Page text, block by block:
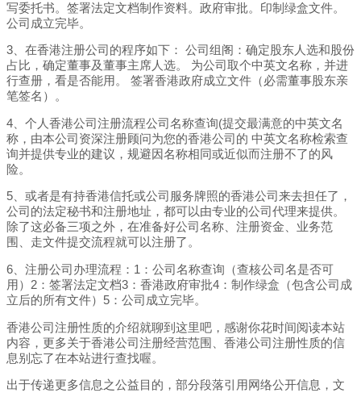
写委托书。签署法定文档制作资料。政府审批。印制绿盒文件。
公司成立完毕。
3、在香港注册公司的程序如下： 公司组阁：确定股东人选和股份
占比，确定董事及董事主席人选。 为公司取个中英文名称，并进
行查册，看是否能用。 签署香港政府成立文件（必需董事股东亲
笔签名）。
4、个人香港公司注册流程公司名称查询(提交最满意的中英文名
称，由本公司资深注册顾问为您的香港公司的 中英文名称检索查
询并提供专业的建议，规避因名称相同或近似而注册不了的风
险。
5、或者是有持香港信托或公司服务牌照的香港公司来去担任了，
公司的法定秘书和注册地址，都可以由专业的公司代理来提供。
除了这必备三项之外，在准备好公司名称、注册资金、业务范
围、走文件提交流程就可以注册了。
6、注册公司办理流程：1：公司名称查询（查核公司名是否可
用）2：签署法定文档3：香港政府审批4：制作绿盒（包含公司成
立后的所有文件）5：公司成立完毕。
香港公司注册性质的介绍就聊到这里吧，感谢你花时间阅读本站
内容，更多关于香港公司注册经营范围、香港公司注册性质的信
息别忘了在本站进行查找喔。
出于传递更多信息之公益目的，部分段落引用网络公开信息，文